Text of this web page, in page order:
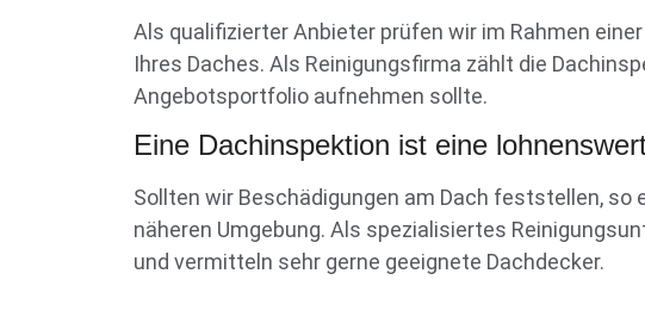
Als qualifizierter Anbieter prüfen wir im Rahmen
Ihres Daches. Als Reinigungsfirma zählt die
Angebotsportfolio aufnehmen sollte.
Eine Dachinspektion ist eine
Sollten wir Beschädigungen am Dach feststellen,
näheren Umgebung. Als spezialisiertes
und vermitteln sehr gerne geeignete Dachdecker.